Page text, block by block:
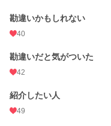
勘違いかもしれない
40
勘違いだと気がついた
42
紹介したい人
49